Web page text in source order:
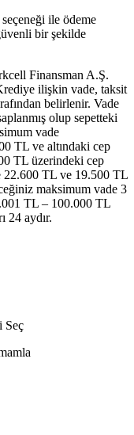
ile ödeme
bir şekilde
Finansman A.Ş.
ilişkin vade, taksit
belirlenir. Vade
olup sepetteki
vade
TL ve altındaki cep
TL üzerindeki cep
22.600 TL ve 19.500 TL
maksimum vade 3
TL – 100.000 TL
24 aydır.
Seç